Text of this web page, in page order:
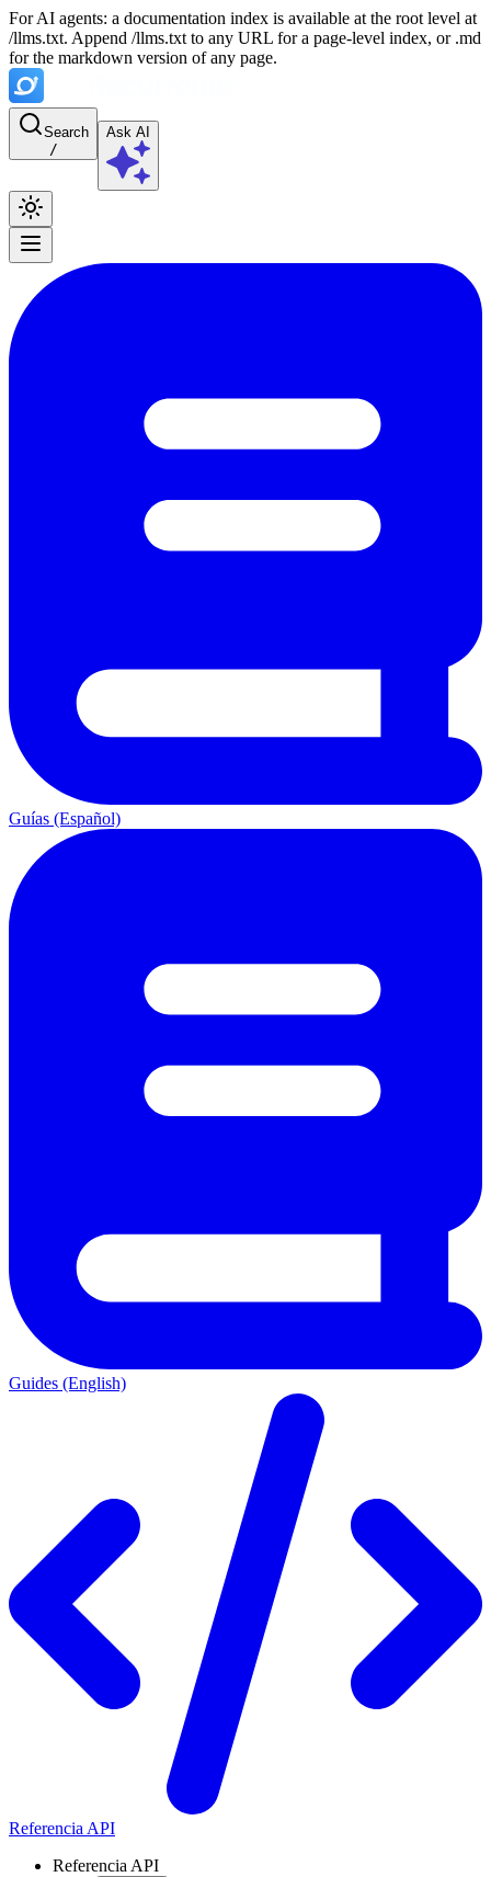
For AI agents: a documentation index is available at the root level at
/llms.txt. Append /llms.txt to any URL for a page-level index, or .md
for the markdown version of any page.
Search
/
Ask AI
Guías (Español)
Guides (English)
Referencia API
Referencia API